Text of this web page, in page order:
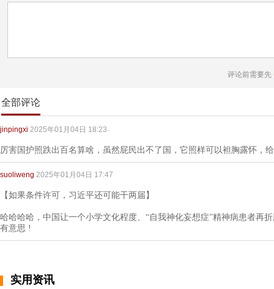
评论前需要先
全部评论
jinpingxi 2025年01月04日 18:23
厉害国护照跌出百名算啥，虽然屁民出不了国，它照样可以袒胸露怀，
suoliweng 2025年01月04日 17:47
【如果条件许可，习近平还可能干两届】
哈哈哈哈，中国让一个小学文化程度、“自我神化妄想症”精神病患者再
有意思 !
实用资讯